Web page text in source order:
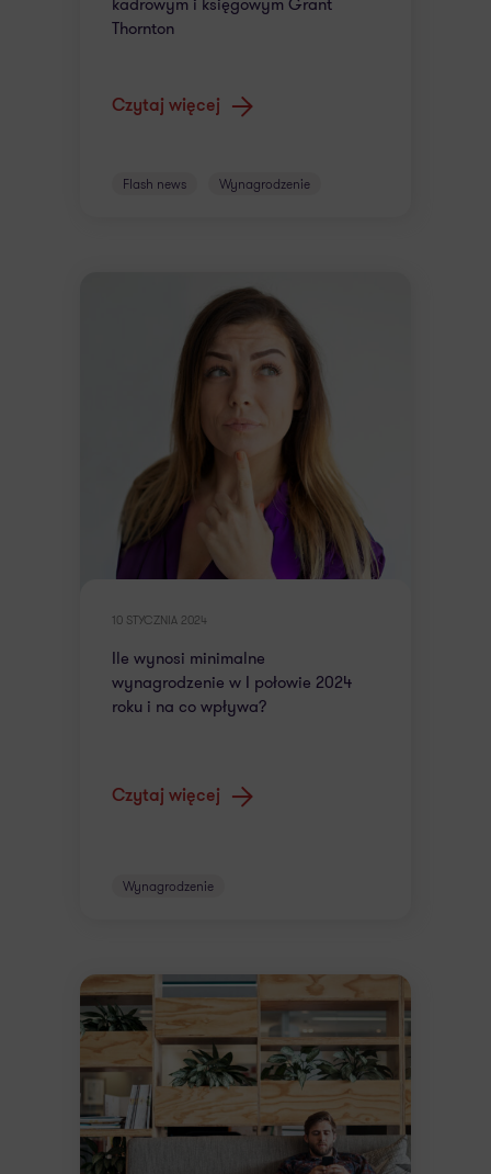
Thornton
Czytaj więcej
Flash news Wynagrodzenie
10 STYCZNIA 2024
Ile wynosi minimalne
wynagrodzenie w I połowie 2024
roku i na co wpływa?
Czytaj więcej
Wynagrodzenie